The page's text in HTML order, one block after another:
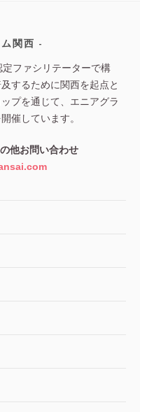
関西
ファシリテーターで構
するために関西を起点と
プを通じて、エニアグラ
催しています。
他お問い合わせ